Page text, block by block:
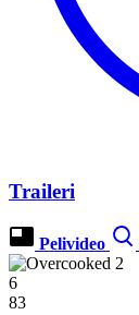
Traileri
Pelivideo
6
83